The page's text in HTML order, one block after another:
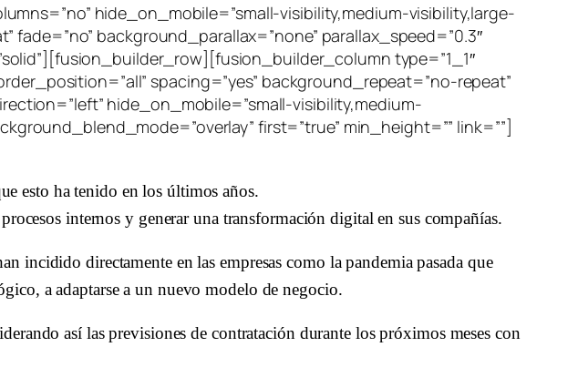
hide_on_mobile=”small-visibility,medium-visibility,large-
background_parallax=”none” parallax_speed=”0.3″
type=”1_1″
spacing=”yes” background_repeat=”no-repeat”
hide_on_mobile=”small-visibility,medium-
first=”true” min_height=”” link=””]
esto ha tenido en los últimos años.
internos y generar una transformación digital en sus compañías.
incidido directamente en las empresas como la pandemia pasada que
a adaptarse a un nuevo modelo de negocio.
así las previsiones de contratación durante los próximos meses con